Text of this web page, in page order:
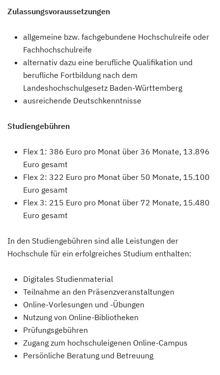
Zulassungsvoraussetzungen
allgemeine bzw. fachgebundene Hochschulreife oder
Fachhochschulreife
alternativ dazu eine berufliche Qualifikation und
berufliche Fortbildung nach dem
Landeshochschulgesetz Baden-Württemberg
ausreichende Deutschkenntnisse
Studiengebühren
Flex 1: 386 Euro pro Monat über 36 Monate, 13.896
Euro gesamt
Flex 2: 322 Euro pro Monat über 50 Monate, 15.100
Euro gesamt
Flex 3: 215 Euro pro Monat über 72 Monate, 15.480
Euro gesamt
In den Studiengebühren sind alle Leistungen der
Hochschule für ein erfolgreiches Studium enthalten:
Digitales Studienmaterial
Teilnahme an den Präsenzveranstaltungen
Online-Vorlesungen und -Übungen
Nutzung von Online-Bibliotheken
Prüfungsgebühren
Zugang zum hochschuleigenen Online-Campus
Persönliche Beratung und Betreuung